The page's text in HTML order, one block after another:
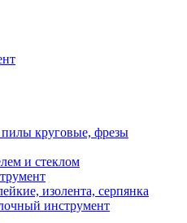
пилы круговые, фрезы
и стеклом
изолента, серпянка
инструмент